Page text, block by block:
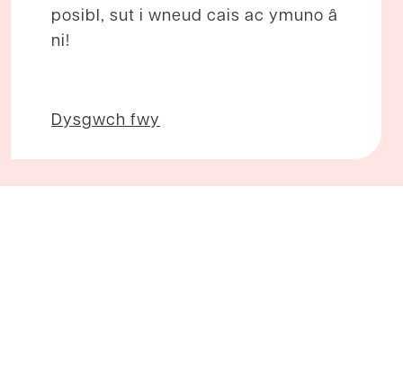
posibl, sut i wneud cais ac ymuno â
ni!
Dysgwch fwy